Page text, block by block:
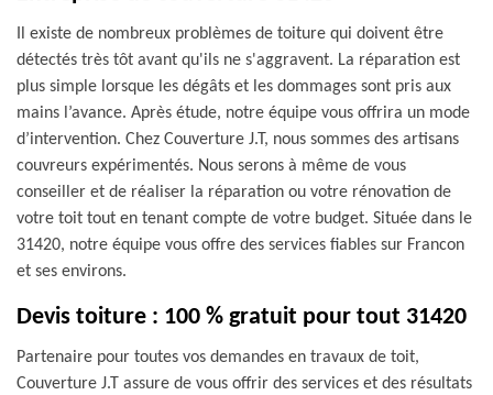
Il existe de nombreux problèmes de toiture qui doivent être
détectés très tôt avant qu'ils ne s'aggravent. La réparation est
plus simple lorsque les dégâts et les dommages sont pris aux
mains l’avance. Après étude, notre équipe vous offrira un mode
d’intervention. Chez Couverture J.T, nous sommes des artisans
couvreurs expérimentés. Nous serons à même de vous
conseiller et de réaliser la réparation ou votre rénovation de
votre toit tout en tenant compte de votre budget. Située dans le
31420, notre équipe vous offre des services fiables sur Francon
et ses environs.
Devis toiture : 100 % gratuit pour tout 31420
Partenaire pour toutes vos demandes en travaux de toit,
Couverture J.T assure de vous offrir des services et des résultats